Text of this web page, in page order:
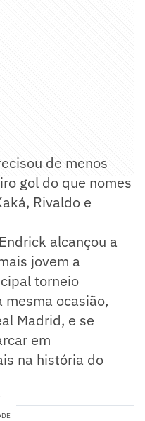
de menos
gol do que nomes
Rivaldo e
alcançou a
jovem a
torneio
ocasião,
Madrid, e se
em
na história do